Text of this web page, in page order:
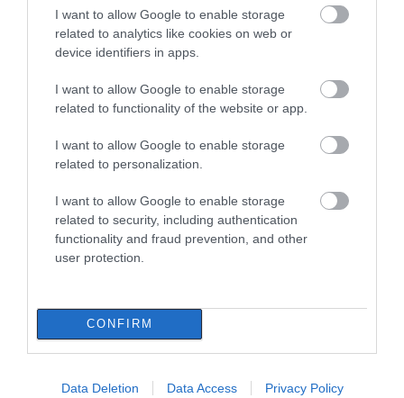
I want to allow Google to enable storage
related to analytics like cookies on web or
device identifiers in apps.
I want to allow Google to enable storage
related to functionality of the website or app.
I want to allow Google to enable storage
related to personalization.
I want to allow Google to enable storage
related to security, including authentication
functionality and fraud prevention, and other
user protection.
CONFIRM
Data Deletion Data Access Privacy Policy
Τραγική κατάληξη είχε η
θαλάσσια εκδρομή για 57χρονο
07.08.2026 | 18:20
Βαρύ πένθος για τον εκπαιδευτικό
από την Εύβοια που έφυγε από τη
07.08.2026 | 18:00
προσλήψεις σε δήμο
της Εύβοιας: Δείτε εδώ
της Εύβοιας για τις
φωτιές